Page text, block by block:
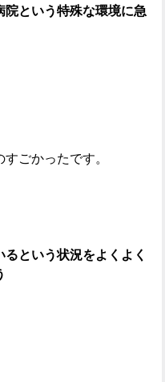
院という特殊な環境に急
ごかったです。
という状況をよくよく